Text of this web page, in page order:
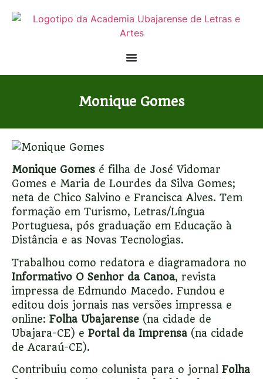
Monique Gomes
Monique Gomes é filha de José Vidomar
Gomes e Maria de Lourdes da Silva Gomes;
neta de Chico Salvino e Francisca Alves. Tem
formação em Turismo, Letras/Língua
Portuguesa, pós graduação em Educação à
Distância e as Novas Tecnologias.
Trabalhou como redatora e diagramadora no
Informativo O Senhor da Canoa, revista
impressa de Edmundo Macedo. Fundou e
editou dois jornais nas versões impressa e
online: Folha Ubajarense (na cidade de
Ubajara-CE) e Portal da Imprensa (na cidade
de Acaraú-CE).
Contribuiu como colunista para o jornal Folha